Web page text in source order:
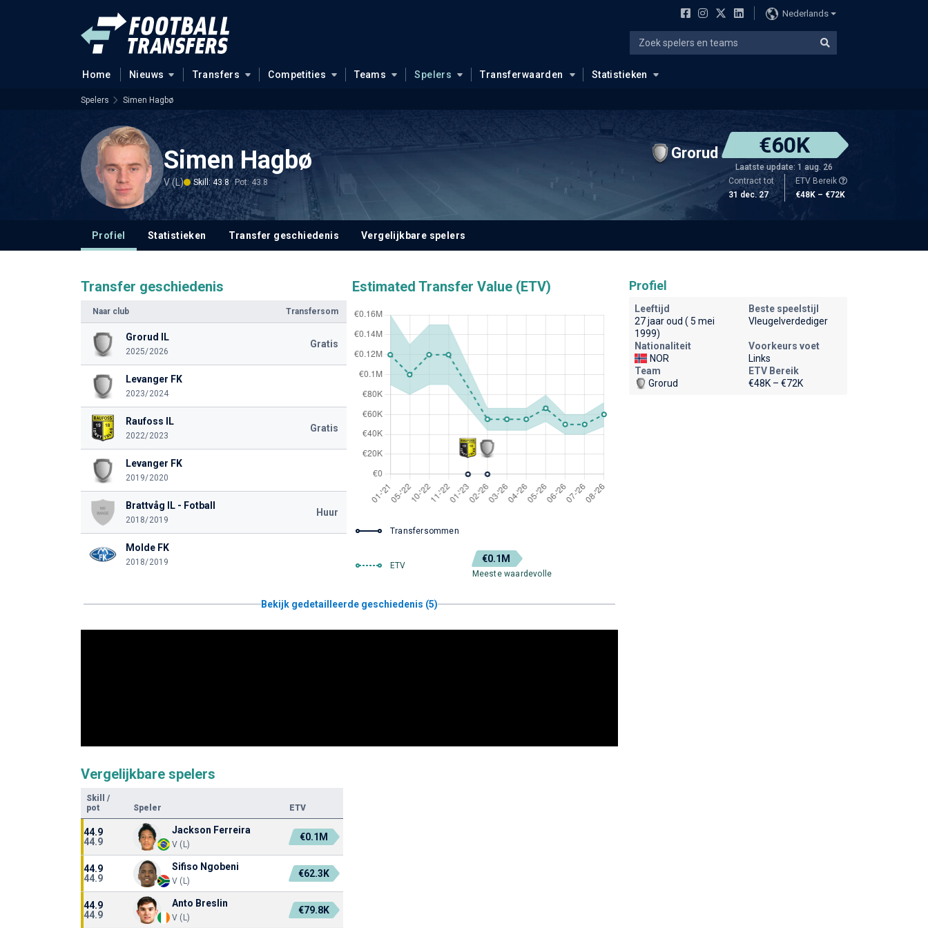
Nederlands
Home Nieuws Transfers Competities Teams Spelers Transferwaarden Statistieken
Spelers Simen Hagbø
Simen Hagbø
V (L) Skill: 43.8 Pot: 43.8
Grorud €60K
Laatste update: 1 aug. 26
Contract tot
31 dec. 27
ETV Bereik
€48K – €72K
Profiel Statistieken Transfer geschiedenis Vergelijkbare spelers
Transfer geschiedenis
Naar club Transfersom
Grorud IL
2025/2026
Gratis
Levanger FK
2023/2024
Raufoss IL
2022/2023
Gratis
Levanger FK
2019/2020
Brattvåg IL - Fotball
2018/2019
Huur
Molde FK
2018/2019
Estimated Transfer Value (ETV)
Transfersommen
ETV
€0.1M
Meeste waardevolle
Bekijk gedetailleerde geschiedenis (5)
Vergelijkbare spelers
Skill
/
pot
Speler ETV
44.9
44.9
Jackson Ferreira
V (L)
€0.1M
44.9
44.9
Sifiso Ngobeni
V (L)
€62.3K
44.9
44.9
Anto Breslin
V (L)
€79.8K
Profiel
Leeftijd
27 jaar oud ( 5 mei
1999)
Beste speelstijl
Vleugelverdediger
Nationaliteit
NOR
Voorkeurs voet
Links
Team
Grorud
ETV Bereik
€48K – €72K